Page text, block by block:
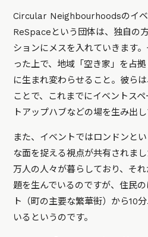
Circular Neighbourhoodsのイベ
ReSpaceという団体は、独自の
ションにメスを入れていきます
った上で、地域「空き家」を占
に生まれ変わらせること。彼ら
ことで、これまでにイベントス
トアップハブなどの場を生み出し
また、イベントではロンドンと
な面を捉える視点が共有されま
万人の人々が暮らしており、そ
題を生んでいるのですが、住民
ト（町の主要な繁華街）から10
いるというのです。